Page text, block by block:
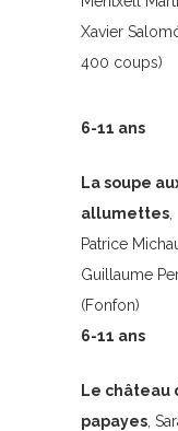
Xavier
400 coups)
6-11 ans
La soupe
allumettes
Patrice
Guillaume
(Fonfon)
6-11 ans
Le château
papayes ,